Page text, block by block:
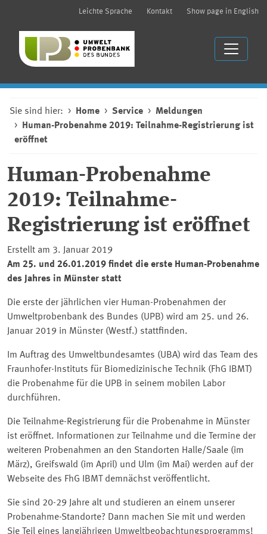
Leichte Sprache Kontakt Show page in English
Sie sind hier: Home Service
Meldungen
Human-Probenahme 2019: Teilnahme-Registrierung ist
eröffnet
Human-Probenahme
2019: Teilnahme-
Registrierung ist eröffnet
Erstellt am 3. Januar 2019
Am 25. und 26.01.2019 findet die erste Human-Probenahme
des Jahres in Münster statt
Die erste der jährlichen vier Human-Probenahmen der
Umweltprobenbank des Bundes (UPB) wird am 25. und 26.
Januar 2019 in Münster (Westf.) stattfinden.
Im Auftrag des Umweltbundesamtes (UBA) wird das Team des
Fraunhofer-Instituts für Biomedizinische Technik (FhG IBMT)
die Probenahme für die UPB in seinem mobilen Labor
durchführen.
Die Teilnahme-Registrierung für die Probenahme in Münster
ist eröffnet. Informationen zur Teilnahme und die Termine der
weiteren Probenahmen an den Standorten Halle/Saale (im
März), Greifswald (im April) und Ulm (im Mai) werden auf der
Webseite des FhG IBMT demnächst veröffentlicht.
Sie sind 20-29 Jahre alt und studieren an einem unserer
Probenahme-Standorte? Dann machen Sie mit und werden
Sie Teil eines langjährigen Umweltbeobachtungsprogramms!